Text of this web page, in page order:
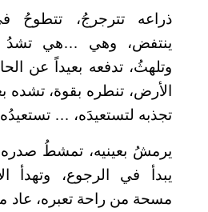
ذراعه تترجرجُ، تتطوحُ
ينتفض، وهي …هي تشدُ
وتلهثُ، تدفعه بعيداً عن
الأرض، تنطره بقوة، تشده
تجذبه لتستعيدَه، … تستعيدُه
يرمشُ بعينيه، تمشطُ
يبدأ في الرجوع، وتهدأ
مسحة من راحة تعبره، عاد